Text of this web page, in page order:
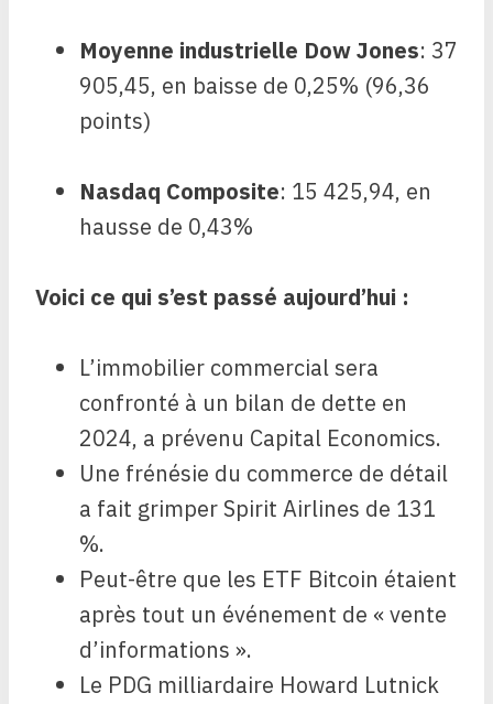
Moyenne industrielle Dow Jones: 37
905,45, en baisse de 0,25% (96,36
points)
Nasdaq Composite: 15 425,94, en
hausse de 0,43%
Voici ce qui s’est passé aujourd’hui :
L’immobilier commercial sera
confronté à un bilan de dette en
2024, a prévenu Capital Economics.
Une frénésie du commerce de détail
a fait grimper Spirit Airlines de 131
%.
Peut-être que les ETF Bitcoin étaient
après tout un événement de « vente
d’informations ».
Le PDG milliardaire Howard Lutnick